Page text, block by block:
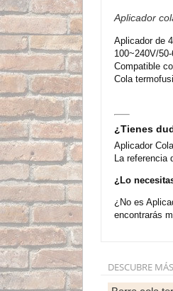
Aplicador
Aplicador de
100~240V/
Compatible
Cola
¿Tienes
Aplicador
La referencia
¿Lo
¿No es
encontrarás
DESCUBRE